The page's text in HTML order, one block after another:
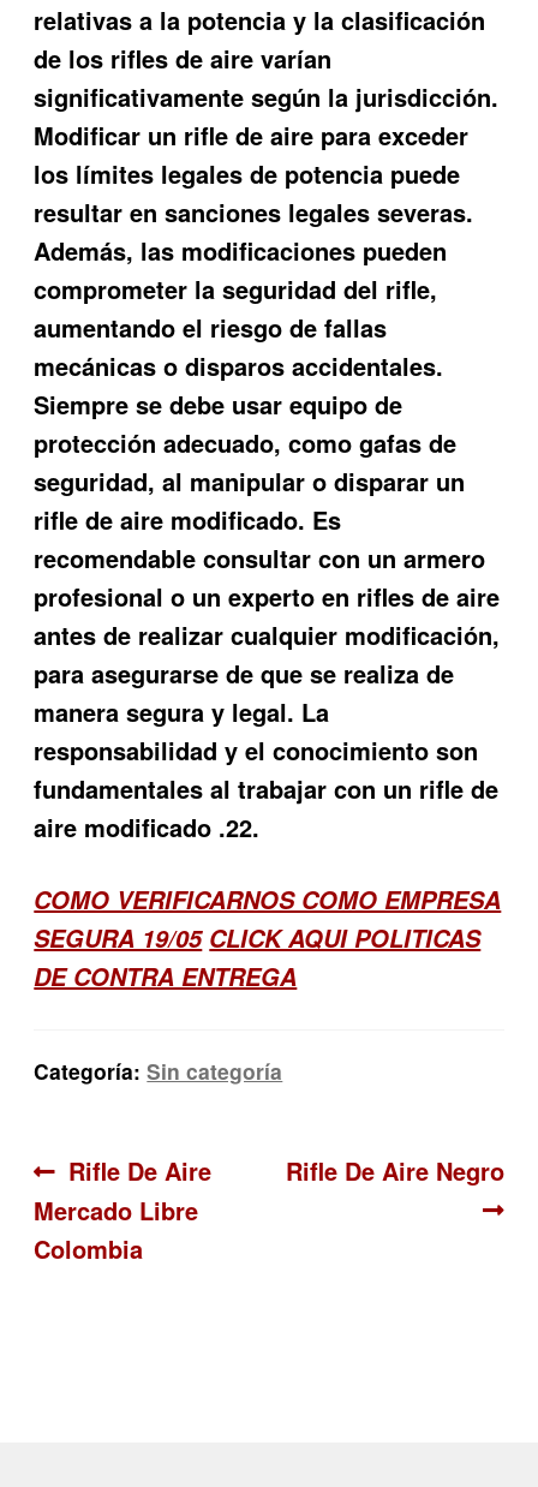
relativas a la potencia y la clasificación
de los rifles de aire varían
significativamente según la jurisdicción.
Modificar un rifle de aire para exceder
los límites legales de potencia puede
resultar en sanciones legales severas.
Además, las modificaciones pueden
comprometer la seguridad del rifle,
aumentando el riesgo de fallas
mecánicas o disparos accidentales.
Siempre se debe usar equipo de
protección adecuado, como gafas de
seguridad, al manipular o disparar un
rifle de aire modificado. Es
recomendable consultar con un armero
profesional o un experto en rifles de aire
antes de realizar cualquier modificación,
para asegurarse de que se realiza de
manera segura y legal. La
responsabilidad y el conocimiento son
fundamentales al trabajar con un rifle de
aire modificado .22.
COMO VERIFICARNOS COMO EMPRESA
SEGURA 19/05 CLICK AQUI POLITICAS
DE CONTRA ENTREGA
Categoría:Sin categoría
Navegación
de
Anterior:
Rifle De Aire
Mercado Libre
Colombia
Siguiente:
Rifle De Aire Negro